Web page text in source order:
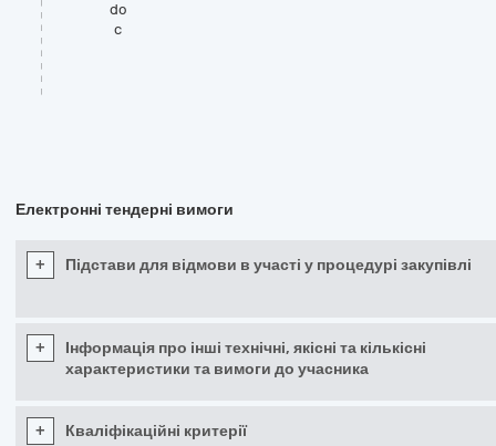
do
c
Електронні тендерні вимоги
+ Підстави для відмови в участі у процедурі закупівлі
+
Інформація про інші технічні, якісні та кількісні
характеристики та вимоги до учасника
+ Кваліфікаційні критерії